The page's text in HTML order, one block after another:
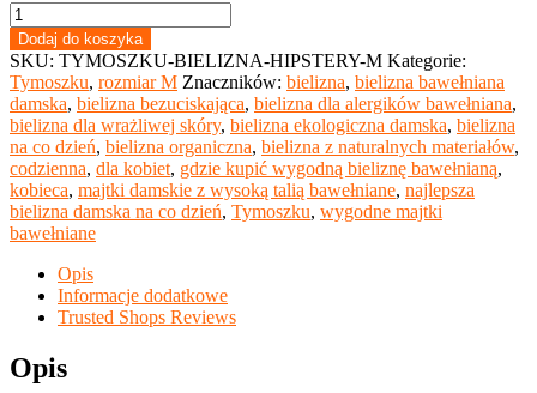
ilość
Tymoszku
-
codzienna
bielizna
kobieca
krój
HIPSTERY
rozmiar
M
(wybór
Dodaj do koszyka
SKU: TYMOSZKU-BIELIZNA-HIPSTERY-M Kategorie:
Tymoszku, rozmiar M Znaczników: bielizna, bielizna bawełniana
damska, bielizna bezuciskająca, bielizna dla alergików bawełniana,
bielizna dla wrażliwej skóry, bielizna ekologiczna damska, bielizna
na co dzień, bielizna organiczna, bielizna z naturalnych materiałów,
codzienna, dla kobiet, gdzie kupić wygodną bieliznę bawełnianą,
kobieca, majtki damskie z wysoką talią bawełniane, najlepsza
bielizna damska na co dzień, Tymoszku, wygodne majtki
bawełniane
Opis
Informacje dodatkowe
Trusted Shops Reviews
Opis